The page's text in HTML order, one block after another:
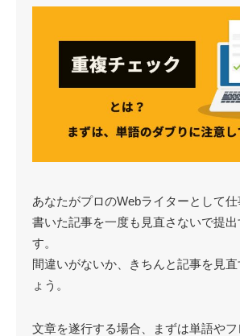
あなたがプロのWebライターとして仕
書いた記事を一度も見直さないで提
す。
間違いがないか、きちんと記事を見
ょう。
文章を遂行する場合、まずは単語や